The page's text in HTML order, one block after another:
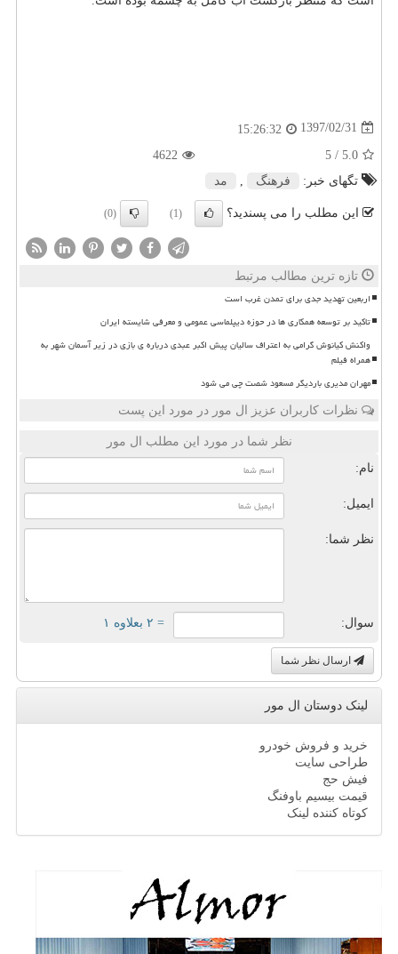
1397/02/31
15:26:32
5.0
/ 5
4622
تگهای خبر:
فرهنگ مد
این مطلب را می پسندید؟ (1)
(0)
تازه ترین مطالب مرتبط
اربعین تهدید جدی برای تمدن غرب است
تاکید بر توسعه همکاری ها در حوزه دیپلماسی عمومی و معرفی شایسته ایران
واکنش کیانوش گرامی به اعتراف سالیان پیش اکبر عبدی درباره ی بازی در زیر آسمان شهر به
همراه فیلم
مهران مدیری باردیگر مسعود شصت چی می شود
نظرات کاربران عزیز ال مور در مورد این پست
نظر شما در مورد این مطلب ال مور
نام:
ایمیل:
نظر شما:
سوال: = ۲ بعلاوه ۱
ارسال نظر شما
لینک دوستان ال مور
خرید و فروش خودرو
طراحی سایت
فیش حج
قیمت بیسیم باوفنگ
کوتاه کننده لینک